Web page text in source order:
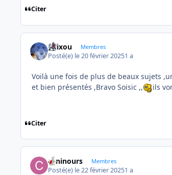
Citer
felixou Membres
Posté(e) le 20 février 20251 a
Voilà une fois de plus de beaux sujets
et bien présentés ,Bravo Soisic ,,
ils
Citer
caninours Membres
Posté(e) le 22 février 20251 a